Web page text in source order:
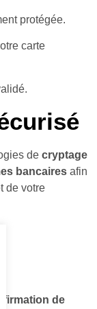
protégée.
carte
de cryptage
bancaires afin
de votre
de